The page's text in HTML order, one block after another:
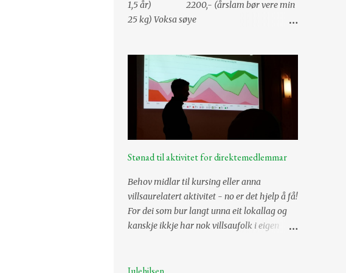
1,5 år) 2200,- (årslam bør vere min
25 kg) Voksa søye
3000,- (årslam bør vere min
30 kg) Risbit og 2,5 år gammal vêr
3500,- Alderstrekk vêrar pr år frå og
med fylte 3,5 år -500,- Tillegg for
Stønad til aktivitet for direktemedlemmar
Behov midlar til kursing eller anna
villsaurelatert aktivitet - no er det hjelp å få!
For dei som bur langt unna eit lokallag og
kanskje ikkje har nok villsaufolk i eigen
eit godt alternativ. Talet på desse er aukane,